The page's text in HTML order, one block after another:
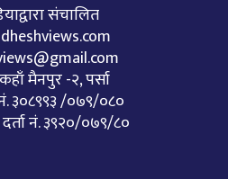
संचालित
मैनपुर -२, पर्सा
३०८९९३ /०७९/०८०
नं. ३९२०/०७९/८०